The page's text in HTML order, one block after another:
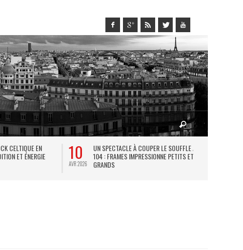
CELTIQUE EN
ET ÉNERGIE
10
AVR 2026
UN SPECTACLE À COUPER LE SOUFFLE AU
104 : FRAMES IMPRESSIONNE PETITS ET
GRANDS